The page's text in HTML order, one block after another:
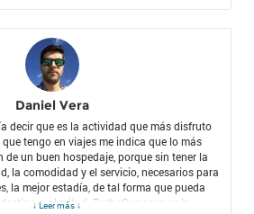
Daniel Vera
decir que es la actividad que más disfruto
tengo en viajes me indica que lo más
de un buen hospedaje, porque sin tener la
la comodidad y el servicio, necesarios para
la mejor estadía, de tal forma que pueda
a plenitud. TurboCupones es la
↓ Leer más ↓